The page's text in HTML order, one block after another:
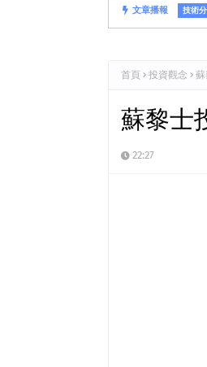
文章播報 技術
首頁 投資觀念
蘇黎士
22:27